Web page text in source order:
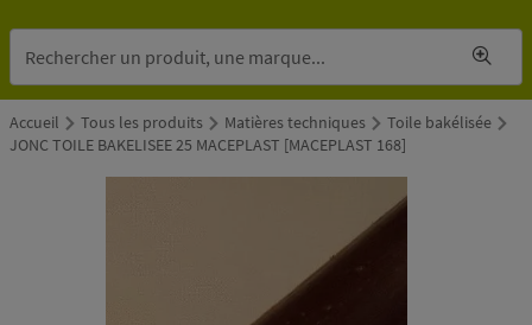
Accueil Tous les produits Matières techniques
Toile bakélisée
JONC TOILE BAKELISEE 25 MACEPLAST [MACEPLAST 168]